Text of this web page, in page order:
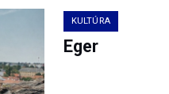
KULTÚRA
Eger